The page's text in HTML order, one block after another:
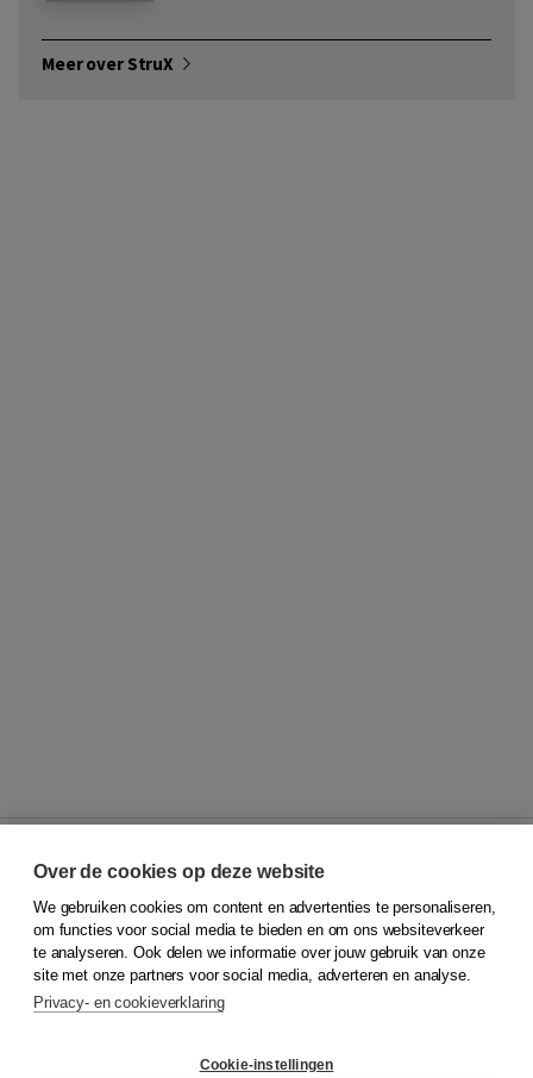
Meer over StruX
© 2026Koninklijke Boom uitgevers
Klantenservice
Service & informatie
Contact
Over de cookies op deze website
We gebruiken cookies om content en advertenties te personaliseren,
om functies voor social media te bieden en om ons websiteverkeer
te analyseren. Ook delen we informatie over jouw gebruik van onze
site met onze partners voor social media, adverteren en analyse.
Privacy- en cookieverklaring
Cookie-instellingen